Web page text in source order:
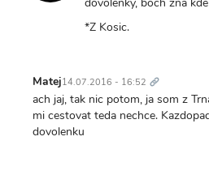
*Z Kosic.
Matej14.07.2016 - 16:52 odkaz
ach jaj, tak nic potom, ja som z
mi cestovat teda nechce.
dovolenku